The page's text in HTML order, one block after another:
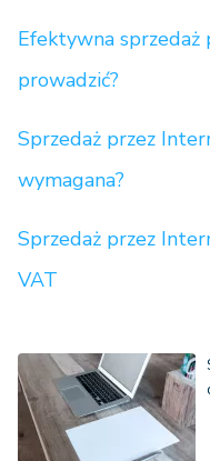
Efektywna
prowadzić?
Sprzedaż przez
wymagana?
Sprzedaż przez
VAT